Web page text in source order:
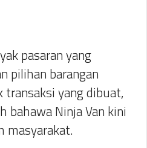
pasaran yang
pilihan barangan
yang dibuat,
bahawa Ninja Van kini
masyarakat.